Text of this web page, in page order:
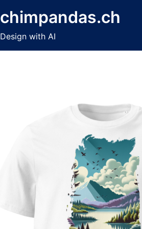
chimpandas.ch
Design with AI